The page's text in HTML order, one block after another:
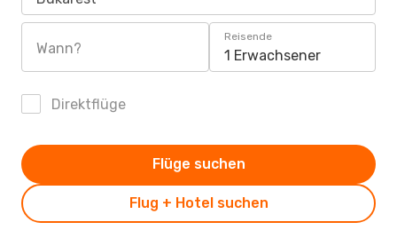
Wann?
Reisende
1 Erwachsener
Direktflüge
Flug + Hotel suchen
Flüge suchen